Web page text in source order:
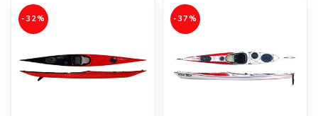
-32% -37%